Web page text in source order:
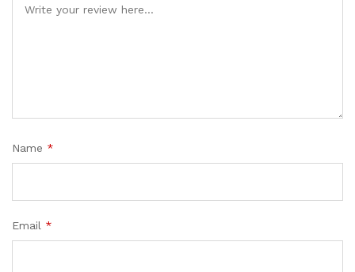
Name *
Email *